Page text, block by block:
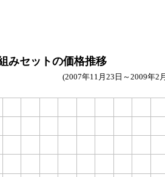
みセットの価格推移
(2007年11月23日～2009年2